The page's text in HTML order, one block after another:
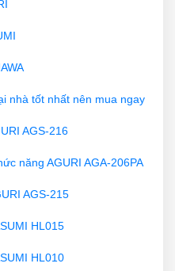
nhà tốt nhất nên mua ngay
AGS-216
năng AGURI AGA-206PA
AGS-215
HL015
HL010